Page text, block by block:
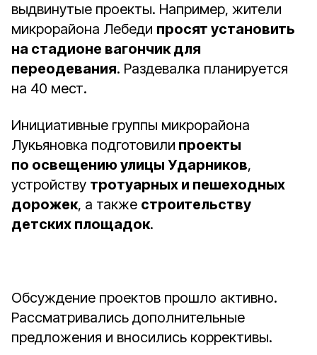
выдвинутые проекты. Например, жители
микрорайона Лебеди просят установить
на стадионе вагончик для
переодевания. Раздевалка планируется
на 40 мест.
Инициативные группы микрорайона
Лукьяновка подготовили проекты
по освещению улицы Ударников,
устройству тротуарных и пешеходных
дорожек, а также строительству
детских площадок.
Обсуждение проектов прошло активно.
Рассматривались дополнительные
предложения и вносились коррективы.